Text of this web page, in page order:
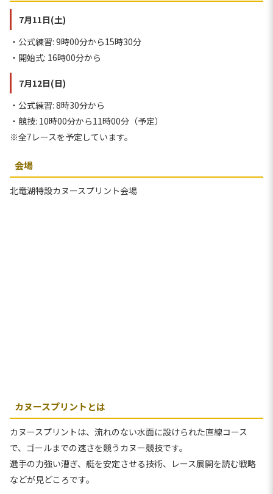
7月11日(土)
・公式練習: 9時00分から15時30分
・開始式: 16時00分から
7月12日(日)
・公式練習: 8時30分から
・競技: 10時00分から11時00分（予定）
※全7レースを予定しています。
会場
北竜湖特設カヌースプリント会場
カヌースプリントとは
カヌースプリントは、流れのない水面に設けられた直線コース
で、ゴールまでの速さを競うカヌー競技です。
選手の力強い漕ぎ、艇を安定させる技術、レース展開を読む戦略
などが見どころです。